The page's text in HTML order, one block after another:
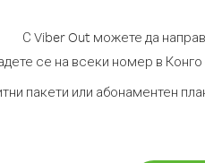
С Viber Out можете да
се на всеки номер в
пакети или абонаментен